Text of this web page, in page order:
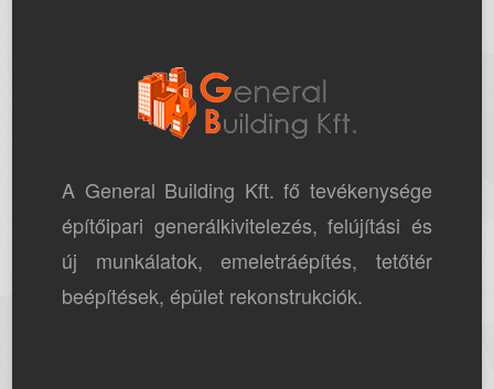
A General Building Kft. fő tevékenysége
építőipari generálkivitelezés, felújítási és
új munkálatok, emeletráépítés, tetőtér
beépítések, épület rekonstrukciók.